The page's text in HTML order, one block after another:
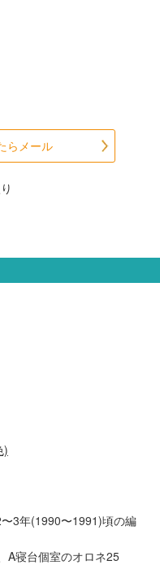
西
州・沖縄
らメール
)
3年(1990〜1991)頃の編
A寝台個室のオロネ25